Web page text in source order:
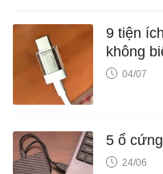
9 tiện
không
04/07
5 ổ
24/06